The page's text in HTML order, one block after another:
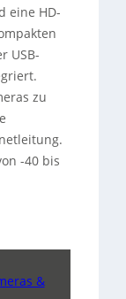
eine HD-
USB-
zu
-40 bis
&